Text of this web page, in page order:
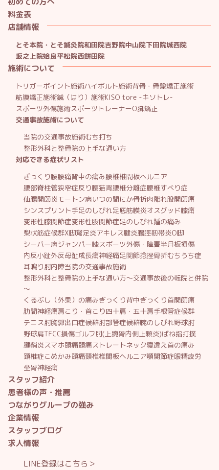
料金表
店舗情報
とそ本院・とそ鍼灸院和田院吉野院中山院下田院城西院
坂之上院姶良平松院西餅田院
施術について
トリガーポイント施術ハイボルト施術背骨・骨盤矯正施術
筋膜矯正施術鍼（はり）施術KISO tore -キソトレ-
スポーツ外傷施術スポーツトレーナーO脚矯正
交通事故施術について
当院の交通事故施術むち打ち
整形外科と整骨院の上手な通い方
対応できる症状リスト
ぎっくり腰腰痛背中の痛み腰椎椎間板ヘルニア
腰部脊柱管狭窄症反り腰猫背腰椎分離症腰椎すべり症
仙腸関節炎モートン病いつの間にか骨折肉離れ股関節痛
シンスプリント手足のしびれ足底筋膜炎オスグッド膝痛
変形性膝関節症変形性股関節症足のしびれ踵の痛み
梨状筋症候群X脚鵞足炎アキレス腱炎腸脛靭帯炎O脚
シーバー病ジャンパー膝スポーツ外傷・障害半月板損傷
内反小趾外反母趾成長痛神経痛足関節捻挫骨折むちうち症
耳鳴り肘内障当院の交通事故施術
整形外科と整骨院の上手な通い方～交通事故後の転院と併院
～
くるぶし（外果）の痛みぎっくり背中ぎっくり首関節痛
肋間神経痛肩こり・首こり四十肩・五十肩手根管症候群
テニス肘胸郭出口症候群肘部管症候群腕のしびれ野球肘
野球肩TFCC損傷ゴルフ肘(上腕骨内側上顆炎)ばね指打撲
腱鞘炎スマホ頭痛頭痛ストレートネック寝違え首の痛み
頚椎症こめかみ頭痛頸椎椎間板ヘルニア顎関節症眼精疲労
坐骨神経痛
スタッフ紹介
患者様の声・推薦
つながりグループの強み
企業情報
スタッフブログ
求人情報
LINE登録はこちら